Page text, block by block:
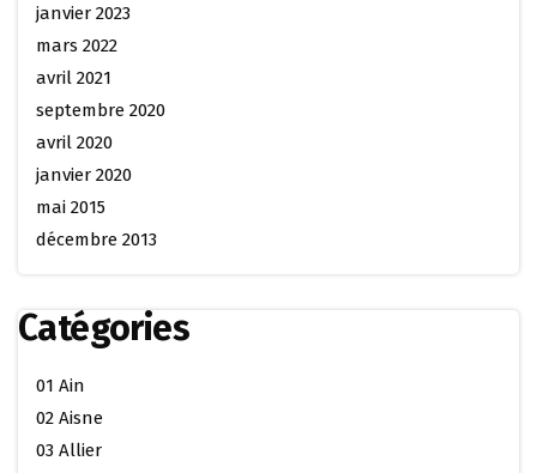
janvier 2023
mars 2022
avril 2021
septembre 2020
avril 2020
janvier 2020
mai 2015
décembre 2013
Catégories
01 Ain
02 Aisne
03 Allier